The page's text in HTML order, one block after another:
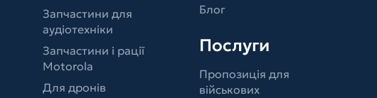
Запчастини для
аудіотехніки
Запчастини і рації
Motorola
Для дронів
Блог
Послуги
Пропозиція для
військових